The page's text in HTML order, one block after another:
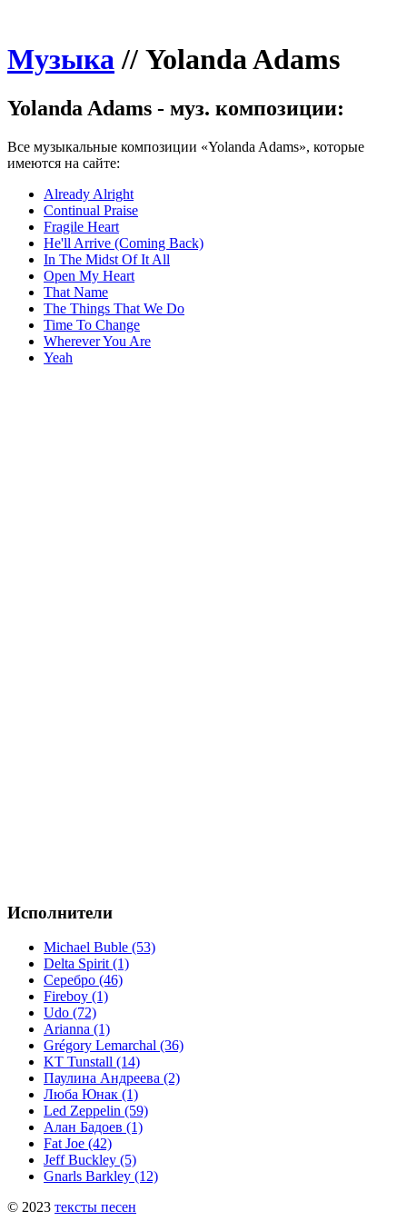
Музыка// Yolanda Adams
Yolanda Adams - муз. композиции:
Все музыкальные композиции «Yolanda Adams», которые
имеются на сайте:
Already Alright
Continual Praise
Fragile Heart
He'll Arrive (Coming Back)
In The Midst Of It All
Open My Heart
That Name
The Things That We Do
Time To Change
Wherever You Are
Yeah
Исполнители
Michael Buble (53)
Delta Spirit (1)
Серебро (46)
Fireboy (1)
Udo (72)
Arianna (1)
Grégory Lemarchal (36)
KT Tunstall (14)
Паулина Андреева (2)
Люба Юнак (1)
Led Zeppelin (59)
Алан Бадоев (1)
Fat Joe (42)
Jeff Buckley (5)
Gnarls Barkley (12)
© 2023 тексты песен